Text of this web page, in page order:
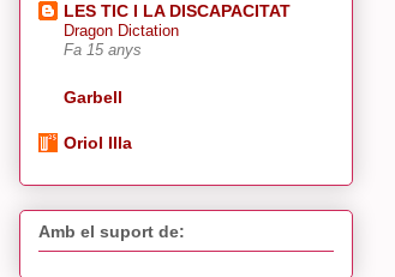
LES TIC I LA DISCAPACITAT
Dragon Dictation
Fa 15 anys
Garbell
Oriol Illa
Amb el suport de: